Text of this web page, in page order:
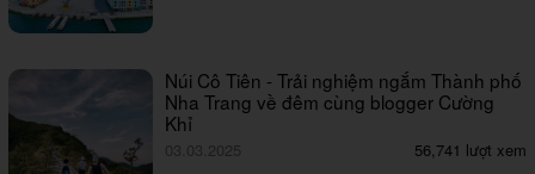
Núi Cô Tiên - Trải nghiệm ngắm Thành phố
Nha Trang về đêm cùng blogger Cường
Khỉ
03.03.2025 56,741 lượt xem